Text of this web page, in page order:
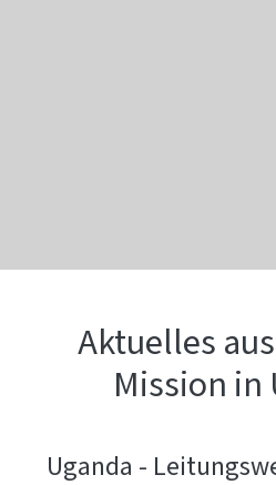
Aktuelles
Mission in
Uganda -